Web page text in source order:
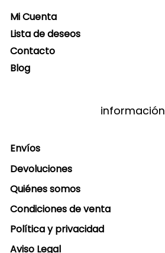
Mi Cuenta
Lista de deseos
Contacto
Blog
información
Envíos
Devoluciones
Quiénes somos
Condiciones de venta
Política y privacidad
Aviso Legal